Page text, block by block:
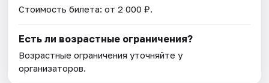
Стоимость билета: от 2 000 ₽.
Есть ли возрастные ограничения?
Возрастные ограничения уточняйте у
организаторов.